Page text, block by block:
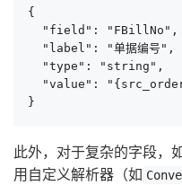
{
  "field": "FBillNo",
  "label": "单据编号",
  "type": "string",
"value":
}
此外，对于复杂的字段，
用自定义解析器（如